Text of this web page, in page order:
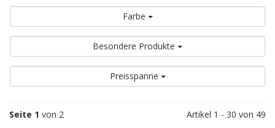
Farbe
Besondere Produkte
Preisspanne
Seite 1 von 2 Artikel 1 - 30 von 49